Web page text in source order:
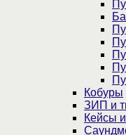
Кобуры
ЗИП и
Кейсы